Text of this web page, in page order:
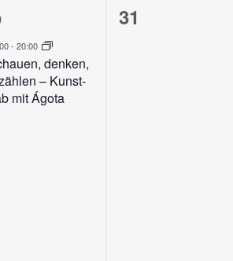
- 20:00
denken,
– Kunst-
mit Ágota
0
31